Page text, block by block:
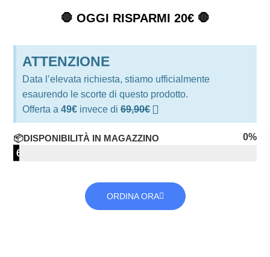
🛑 OGGI RISPARMI 20€ 🛑
ATTENZIONE
Data l’elevata richiesta, stiamo ufficialmente
esaurendo le scorte di questo prodotto.
Offerta a49€ invece di69,90€
📦DISPONIBILITÀ IN MAGAZZINO 0%
6
ORDINA ORA